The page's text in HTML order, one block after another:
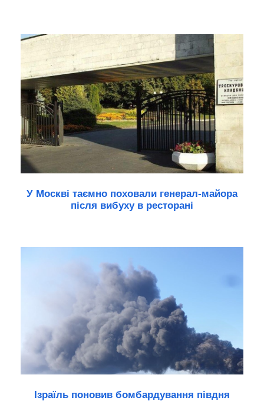
У Москві таємно поховали генерал-майора
після вибуху в ресторані
Ізраїль поновив бомбардування півдня